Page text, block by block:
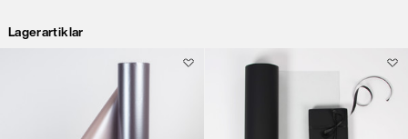
Lagerartiklar